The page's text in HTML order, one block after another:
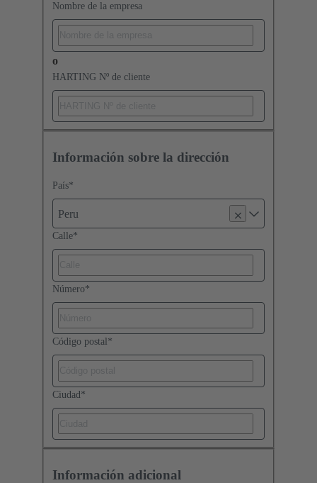
Nombre de la empresa
o
HARTING Nº de cliente
Información sobre la dirección
País*
Peru
Calle*
Número*
Código postal *
Ciudad *
Información adicional